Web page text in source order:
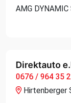
AMG
Direktauto
0676 / 964 35
Hirtenberger